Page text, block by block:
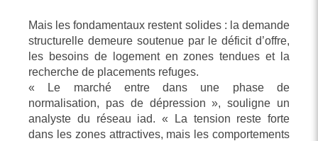
Mais les fondamentaux restent solides : la demande
structurelle demeure soutenue par le déficit d’offre,
les besoins de logement en zones tendues et la
recherche de placements refuges.
« Le marché entre dans une phase de
normalisation, pas de dépression », souligne un
analyste du réseau iad. « La tension reste forte
dans les zones attractives, mais les comportements